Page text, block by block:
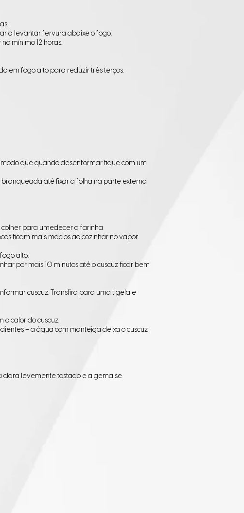
a levantar fervura abaixe o fogo.
mínimo 12 horas.
em fogo alto para reduzir três terços.
que quando desenformar fique com um
até fixar a folha na parte externa
colher para umedecer a farinha
ficam mais macios ao cozinhar no vapor.
alto.
por mais 10 minutos até o cuscuz ficar bem
cuscuz. Transfira para uma tigela e
calor do cuscuz.
– a água com manteiga deixa o cuscuz
clara levemente tostado e a gema se